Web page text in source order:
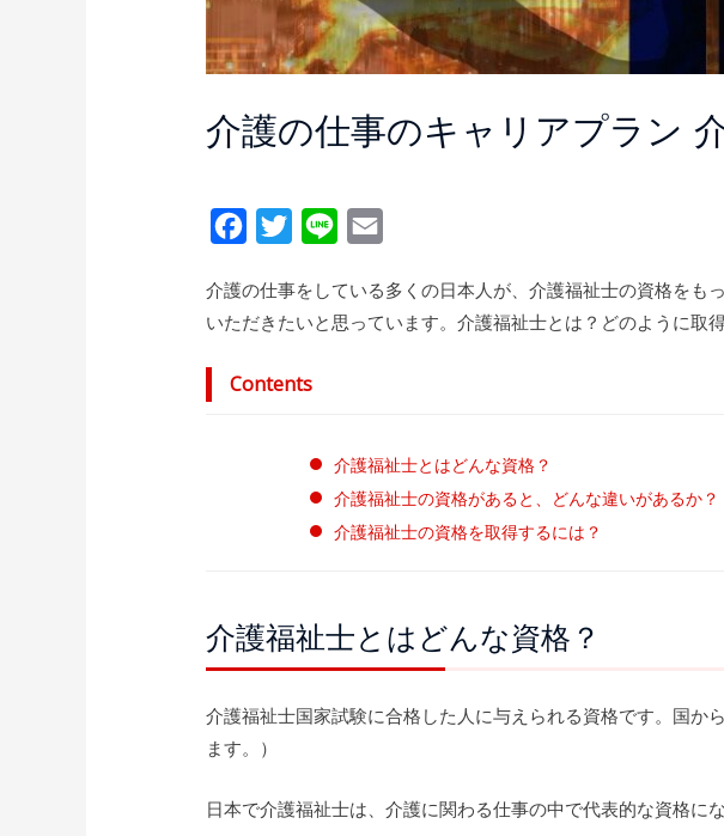
介護の仕事のキャリアプラン
c
e
T
i
t
n
e
a
i
介護の仕事をしている多くの日本人が、介護福祉士の資格を
いただきたいと思っています。介護福祉士とは？どのように取
Contents
介護福祉士とはどんな資格？
介護福祉士の資格があると、どんな違いがあるか？
介護福祉士の資格を取得するには？
介護福祉士とはどんな資格？
介護福祉士国家試験に合格した人に与えられる資格です。国
ます。）
日本で介護福祉士は、介護に関わる仕事の中で代表的な資格にな